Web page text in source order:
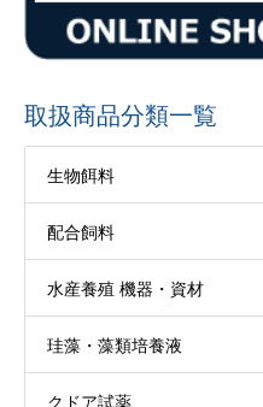
取扱商品分類一覧
生物餌料
配合飼料
水産養殖 機器・資材
珪藻・藻類培養液
クドア試薬